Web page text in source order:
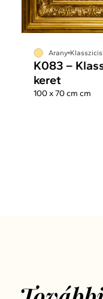
Arany
K083 –
keret
100 x 70 cm cm